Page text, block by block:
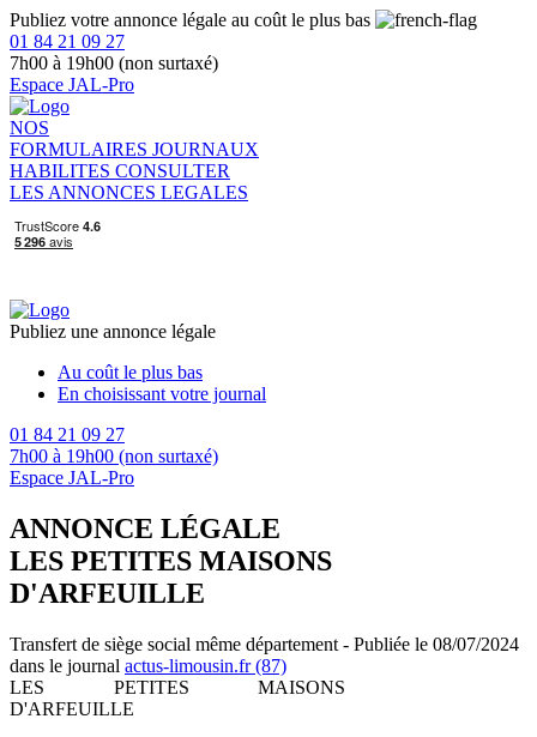
Publiez votre annonce légale au coût le plus bas
01 84 21 09 27
7h00 à 19h00 (non surtaxé)
Espace JAL-Pro
NOS
FORMULAIRES JOURNAUX
HABILITES CONSULTER
LES ANNONCES LEGALES
Publiez une annonce légale
Au coût le plus bas
En choisissant votre journal
01 84 21 09 27
7h00 à 19h00 (non surtaxé)
Espace JAL-Pro
ANNONCE LÉGALE
LES PETITES MAISONS
D'ARFEUILLE
Transfert de siège social même département - Publiée le 08/07/2024
dans le journal actus-limousin.fr (87)
LES PETITES MAISONS
D'ARFEUILLE